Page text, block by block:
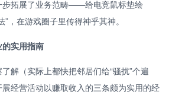
步拓展了业务范畴——给电竞鼠标垫绘
，在游戏圈子里传得神乎其神。
实用指南
解（实际上都快把邻居们给“骚扰”个遍
经营活动以赚取收入的三条颇为实用的经